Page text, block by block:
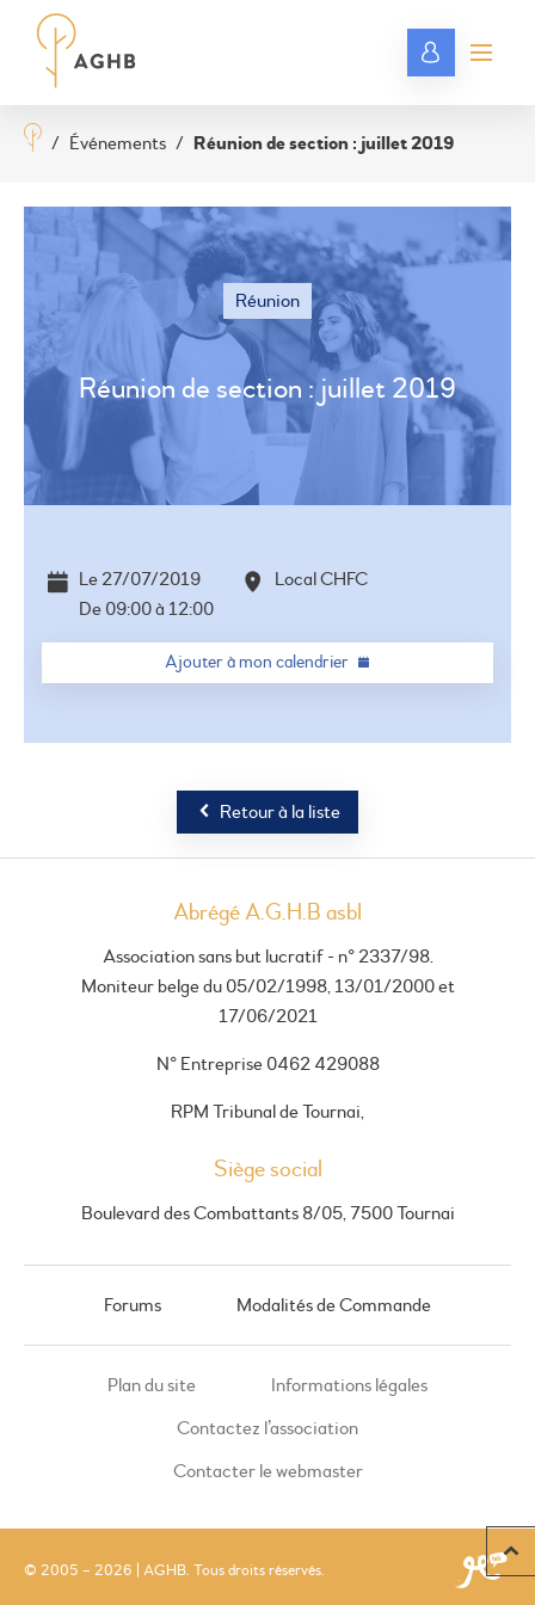
/ Événements / Réunion de section : juillet 2019
Réunion
Réunion de section : juillet 2019
©
Le 27/07/2019
De 09:00à 12:00
Local CHFC
Ajouter à mon calendrier
Retour à la liste
Abrégé A.G.H.B asbl
Association sans but lucratif - n° 2337/98.
Moniteur belge du 05/02/1998, 13/01/2000 et
17/06/2021
N° Entreprise 0462 429088
RPM Tribunal de Tournai,
Siège social
Boulevard des Combattants 8/05, 7500 Tournai
Forums Modalités de Commande
Plan du site
Informations légales
Contactez l’association
Contacter le webmaster
© 2005 – 2026 | AGHB. Tous droits réservés.